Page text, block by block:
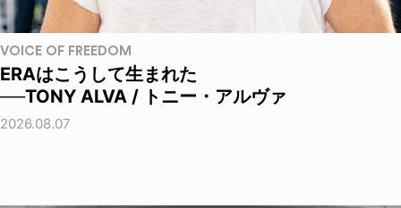
VOICE OF FREEDOM
ERAはこうして生まれた
──TONY ALVA / トニー・アルヴァ
2026.08.07